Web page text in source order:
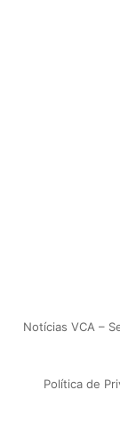
Notícias VCA –
Política de